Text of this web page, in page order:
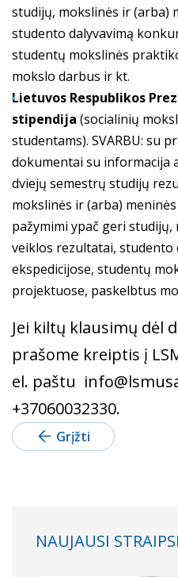
studijų, mokslinės ir (arba)
studento dalyvavimą
studentų mokslinės
mokslo darbus ir kt.
Lietuvos Respublikos
stipendija (socialinių
studentams). SVARBU: su
dokumentai su informacija
dviejų semestrų studijų
mokslinės ir (arba)
pažymimi ypač geri
veiklos rezultatai, studento
ekspedicijose, studentų
projektuose, paskelbtus
Jei kiltų klausimų dėl
prašome kreiptis į
el. paštu
+37060032330.
Grįžti
NAUJAUSI